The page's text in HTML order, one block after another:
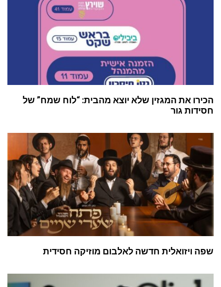
הכירו את המגזין שלא יוצא מהבית: “לוח שמח” של
חסידות גור
שפה ויזואלית חדשה לאלבום מוזיקה חסידית